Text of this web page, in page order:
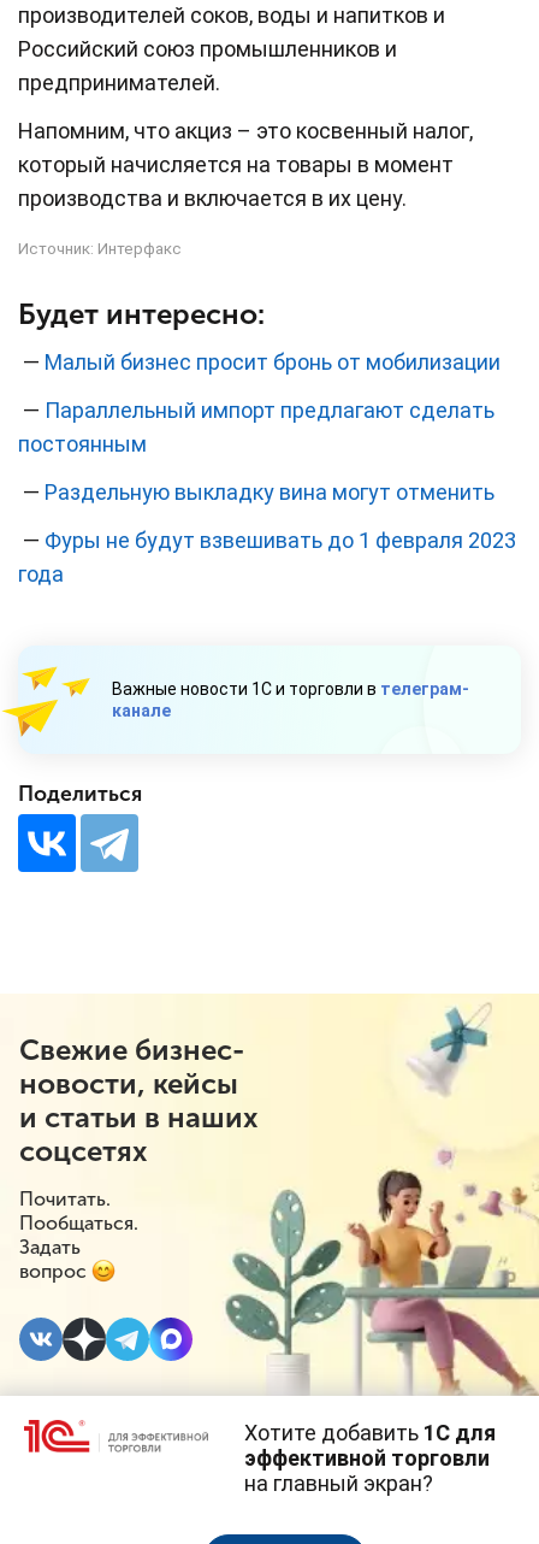
производителей соков, воды и напитков и
Российский союз промышленников и
предпринимателей.
Напомним, что акциз – это косвенный налог,
который начисляется на товары в момент
производства и включается в их цену.
Источник: Интерфакс
Будет интересно:
— Малый бизнес просит бронь от мобилизации
— Параллельный импорт предлагают сделать
постоянным
— Раздельную выкладку вина могут отменить
— Фуры не будут взвешивать до 1 февраля 2023
года
Важные новости 1С и торговли в телеграм-
канале
Поделиться
Свежие бизнес-
новости, кейсы
и статьи в наших
соцсетях
Почитать.
Пообщаться.
Задать
вопрос
26 СЕНТЯБРЯ 2022 #⁣Вебинар 1С
29 сентября
cookie-файлы (файлы с данными о прошлых
Хотите добавить 1С для
эффективной торговли
на главный экран?